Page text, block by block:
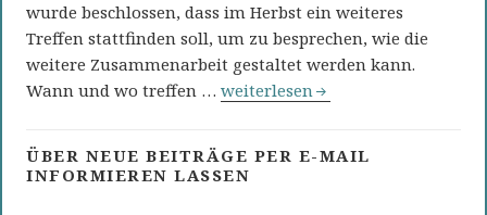
wurde beschlossen, dass im Herbst ein weiteres
Treffen stattfinden soll, um zu besprechen, wie die
weitere Zusammenarbeit gestaltet werden kann.
Wann und wo treffen …Herbsttreffen des Kulturforums
weiterlesen
ÜBER NEUE BEITRÄGE PER E-MAIL
INFORMIEREN LASSEN